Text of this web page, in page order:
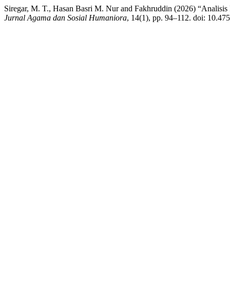
Siregar, M. T., Hasan Basri M. Nur and Fakhruddin (2026)
Jurnal Agama dan Sosial Humaniora, 14(1), pp. 94–112. doi: